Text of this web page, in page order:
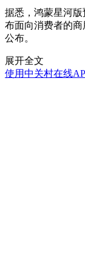
据悉，鸿蒙星河版
布面向消费者的
公布。
展开全文
使用中关村在线